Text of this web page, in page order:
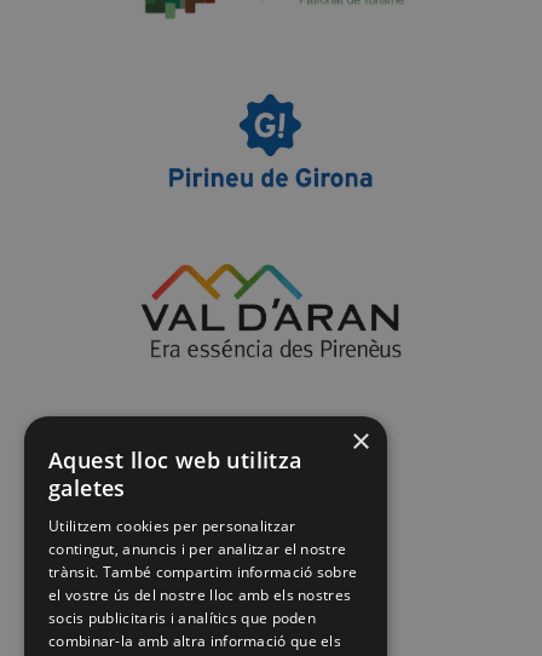
×
Aquest lloc web utilitza
galetes
Utilitzem cookies per personalitzar
contingut, anuncis i per analitzar el nostre
trànsit. També compartim informació sobre
el vostre ús del nostre lloc amb els nostres
socis publicitaris i analítics que poden
combinar-la amb altra informació que els